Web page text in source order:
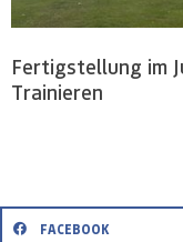
Fertigstellung im
Trainieren
FACEBOOK